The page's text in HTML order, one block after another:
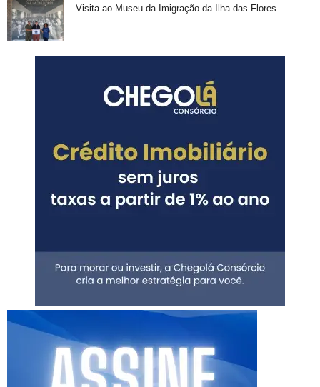
Visita ao Museu da Imigração da Ilha das Flores